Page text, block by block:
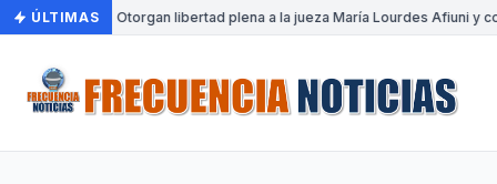
ÚLTIMAS• Otorgan libertad plena a la jueza María Lourdes Afiuni y